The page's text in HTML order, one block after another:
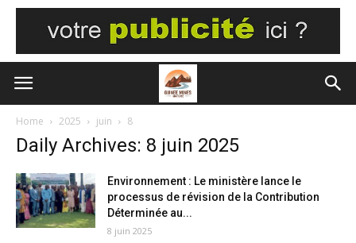
Home 2025 juin 8
Daily Archives: 8 juin 2025
Environnement : Le ministère lance le
processus de révision de la Contribution
Déterminée au...
8 juin 2025